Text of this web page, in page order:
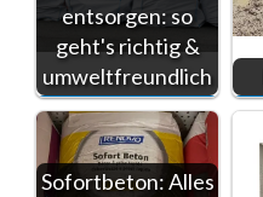
entsorgen: so
geht's richtig &
umweltfreundlich
Sofortbeton: Alles